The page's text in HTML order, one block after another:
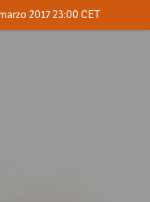
2017 23:00 CET